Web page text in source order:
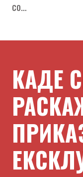
со…
КАДЕ